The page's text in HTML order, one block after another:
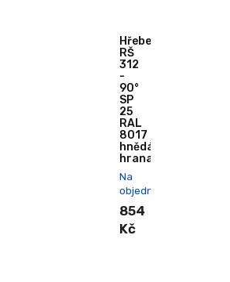
Hřebenáč
RŠ
312
-
90°
SP
25
RAL
8017
hnědá
hranatý
Na
objednání
854
Kč